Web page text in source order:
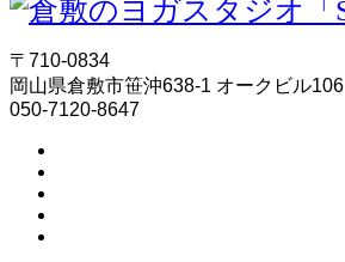
〒710-0834
岡山県倉敷市笹沖638-1 オークビル106
050-7120-8647